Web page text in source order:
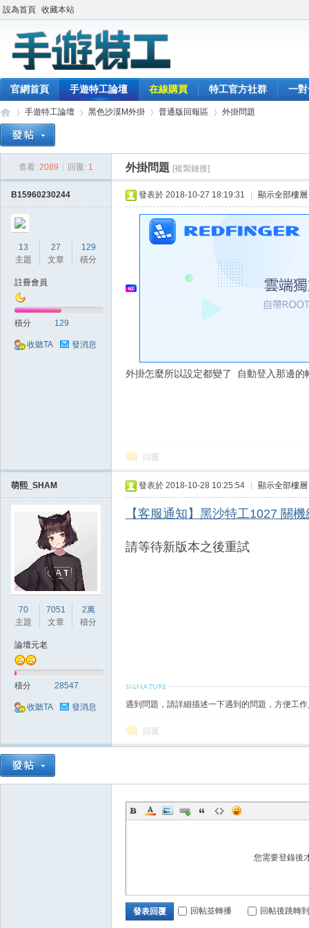
設為首頁 收藏本站
官網首頁 手遊特工論壇 在線購買 特工官方社群 一
手遊特工論壇
›
黑色沙漠M外掛
›
普通版回報區
›
外掛問題
查看: 2089 回覆: 1 外掛問題 [複製鏈接]
B15960230244
13
主題
27
文章
129
積分
註冊會員
積分 129
收聽TA 發消息
發表於 2018-10-27 18:19:31 顯示全部樓層
外掛怎麼所以設定都變了 自動登入那邊
回覆
萌熙_SHAM
70
主題
7051
文章
2萬
積分
論壇元老
積分 28547
收聽TA 發消息
發表於 2018-10-28 10:25:54 顯示全部樓層
【客服通知】黑沙特工1027 關
請等待新版本之後重試
遇到問題，請詳細描述一下遇到的問題，方便工
回覆
您需要登錄後
發表回覆 回帖並轉播 回帖後跳轉